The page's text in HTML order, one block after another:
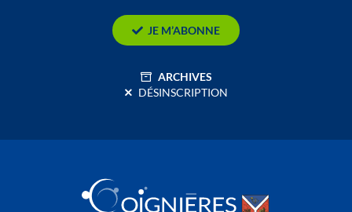
JE M’ABONNE
ARCHIVES
DÉSINSCRIPTION